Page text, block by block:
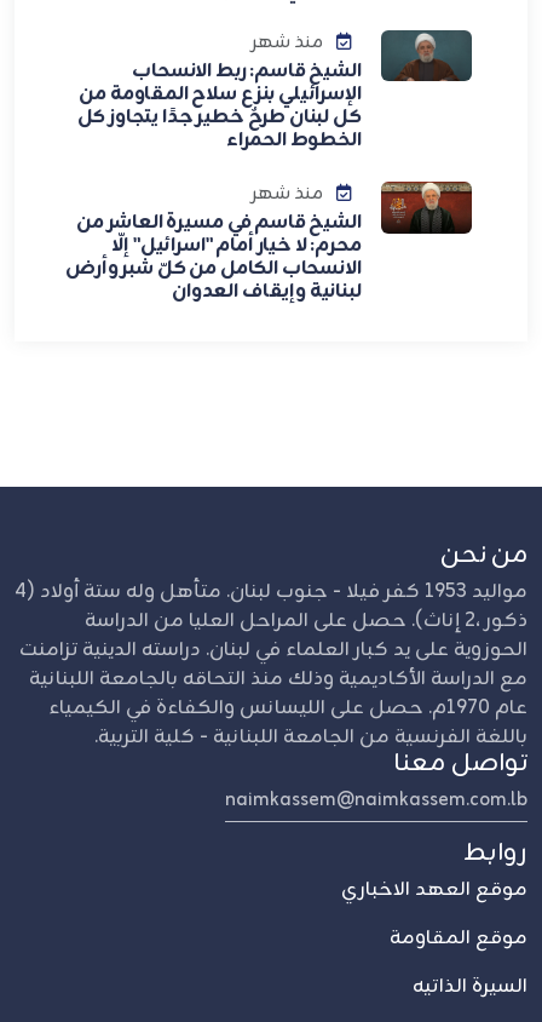
منذ شهر
الشيخ قاسم: ربط الانسحاب
الإسرائيلي بنزع سلاح المقاومة من
كل لبنان طرحٌ خطير جدًا يتجاوز كل
الخطوط الحمراء
منذ شهر
الشيخ قاسم في مسيرة العاشر من
محرم: لا خيار أمام "اسرائيل" إلّا
الانسحاب الكامل من كلّ شبر وأرض
لبنانية وإيقاف العدوان
من نحن
مواليد 1953 كفر فيلا - جنوب لبنان. متأهل وله ستة أولاد (4
ذكور ،2 إناث). حصل على المراحل العليا من الدراسة
الحوزوية على يد كبار العلماء في لبنان. دراسته الدينية تزامنت
مع الدراسة الأكاديمية وذلك منذ التحاقه بالجامعة اللبنانية
عام 1970م. حصل على الليسانس والكفاءة في الكيمياء
باللغة الفرنسية من الجامعة اللبنانية - كلية التربية.
تواصل معنا
naimkassem@naimkassem.com.lb
روابط
موقع العهد الاخباري
موقع المقاومة
السيرة الذاتيه